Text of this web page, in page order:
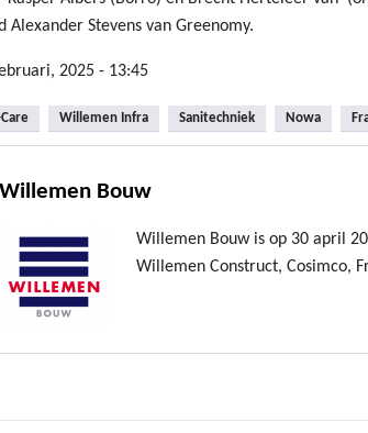
Alexander Stevens van Greenomy.
2025 - 13:45
Willemen Infra Sanitechniek Nowa
Willemen Bouw
Willemen Bouw is op 30 april
Willemen Construct, Cosimco,